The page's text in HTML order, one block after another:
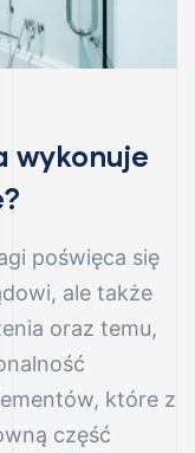
wykonuje
poświęca się
ale także
oraz temu,
które z
część